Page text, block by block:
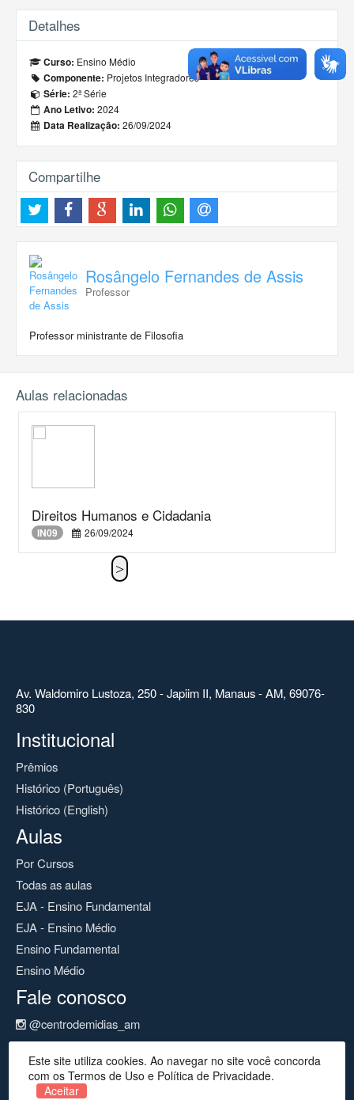
Detalhes
Curso: Ensino Médio
Componente: Projetos Integradores
Série: 2ª Série
Ano Letivo: 2024
Data Realização: 26/09/2024
Compartilhe
Rosângelo Fernandes de Assis
Professor
Professor ministrante de Filosofia
Aulas relacionadas
Direitos Humanos e Cidadania
IN09 26/09/2024
Av. Waldomiro Lustoza, 250 - Japiim II, Manaus - AM, 69076-
830
Institucional
Prêmios
Histórico (Português)
Histórico (English)
Aulas
Por Cursos
Todas as aulas
EJA - Ensino Fundamental
EJA - Ensino Médio
Ensino Fundamental
Ensino Médio
Fale conosco
@centrodemidias_am
@centrodemidias
cemeam@seduc.net
Este site utiliza cookies. Ao navegar no site você concorda
com os Termos de Uso e Política de Privacidade.
Aceitar